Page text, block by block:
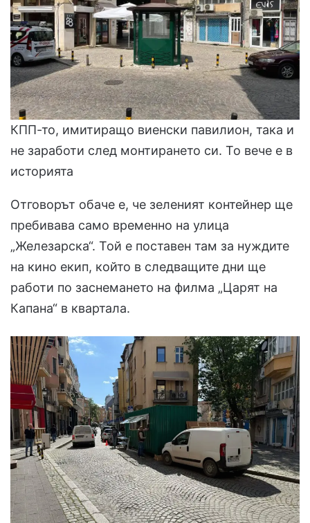
КПП-то, имитиращо виенски павилион, така и
не заработи след монтирането си. То вече е в
историята
Отговорът обаче е, че зеленият контейнер ще
пребивава само временно на улица
„Железарска“. Той е поставен там за нуждите
на кино екип, който в следващите дни ще
работи по заснемането на филма „Царят на
Капана“ в квартала.